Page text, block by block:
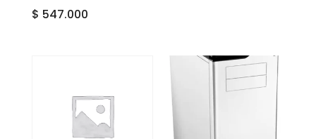
$ 547.000